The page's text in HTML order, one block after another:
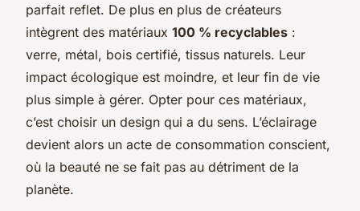
parfait reflet. De plus en plus de créateurs
intègrent des matériaux 100 % recyclables :
verre, métal, bois certifié, tissus naturels. Leur
impact écologique est moindre, et leur fin de vie
plus simple à gérer. Opter pour ces matériaux,
c’est choisir un design qui a du sens. L’éclairage
devient alors un acte de consommation conscient,
où la beauté ne se fait pas au détriment de la
planète.